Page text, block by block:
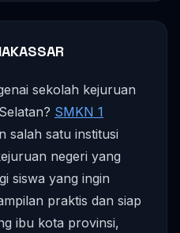
sekolah kejuruan
SMKN 1
salah satu institusi
negeri yang
siswa yang ingin
praktis dan siap
ibu kota provinsi,